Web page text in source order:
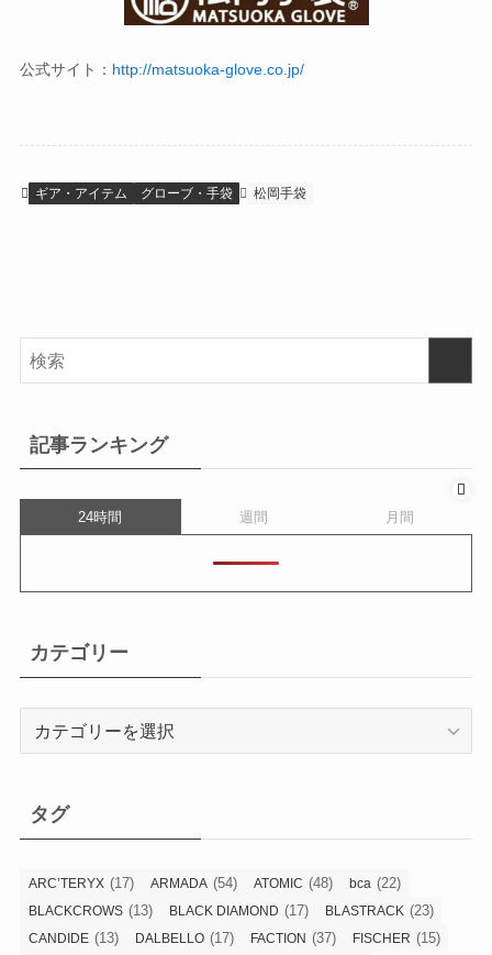
公式サイト： http://matsuoka-glove.co.jp/
ギア・アイテム グローブ・手袋 松岡手袋
記事ランキング
24時間 週間 月間
カテゴリー
ー
タグ
ARC’TERYX (17) ARMADA (54) ATOMIC (48) bca (22)
BLACKCROWS (13) BLACK DIAMOND (17) BLASTRACK (23)
CANDIDE (13) DALBELLO (17) FACTION (37) FISCHER (15)